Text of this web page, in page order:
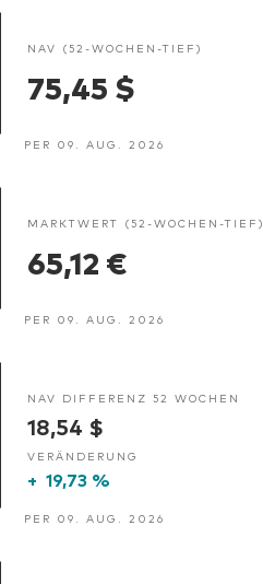
NAV (52-WOCHEN-TIEF)
75,45 $
PER 09. AUG. 2026
MARKTWERT (52-WOCHEN-TIEF)
65,12 €
PER 09. AUG. 2026
NAV DIFFERENZ 52 WOCHEN
18,54 $
VERÄNDERUNG
+ 19,73 %
PER 09. AUG. 2026